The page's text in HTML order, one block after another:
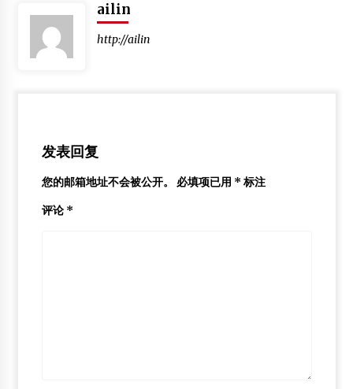
ailin
http://ailin
发表回复
您的邮箱地址不会被公开。 必填项已用 * 标注
评论 *